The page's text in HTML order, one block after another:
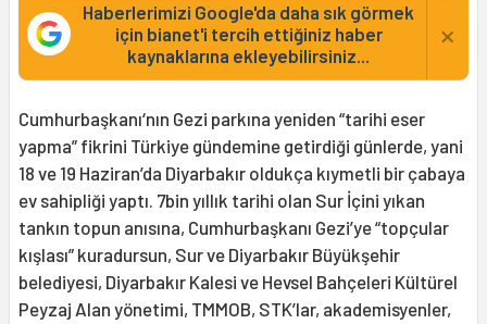
Haberlerimizi Google'da daha sık görmek
için bianet'i tercih ettiğiniz haber
kaynaklarına ekleyebilirsiniz...
×
Cumhurbaşkanı‘nın Gezi parkına yeniden “tarihi eser
yapma” fikrini Türkiye gündemine getirdiği günlerde, yani
18 ve 19 Haziran’da Diyarbakır oldukça kıymetli bir çabaya
ev sahipliği yaptı. 7bin yıllık tarihi olan Sur İçini yıkan
tankın topun anısına, Cumhurbaşkanı Gezi’ye “topçular
kışlası” kuradursun, Sur ve Diyarbakır Büyükşehir
belediyesi, Diyarbakır Kalesi ve Hevsel Bahçeleri Kültürel
Peyzaj Alan yönetimi, TMMOB, STK’lar, akademisyenler,